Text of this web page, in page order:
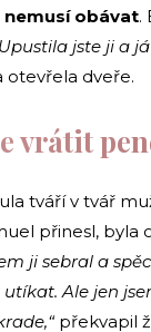
nemusí obávat.
jste ji a
otevřela dveře.
vrátit
tváří v tvář
přinesl, byla
ji sebral a
Ale jen
překvapil